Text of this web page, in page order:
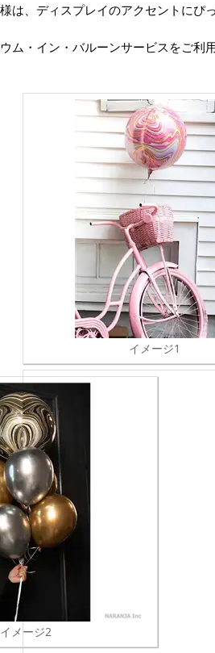
は、ディスプレイのアクセントにぴっ
ム・イン・バルーンサービスをご利
イメージ1
イメージ2